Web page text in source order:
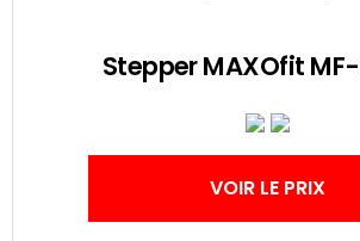
Stepper MAXOfit
VOIR LE PRIX